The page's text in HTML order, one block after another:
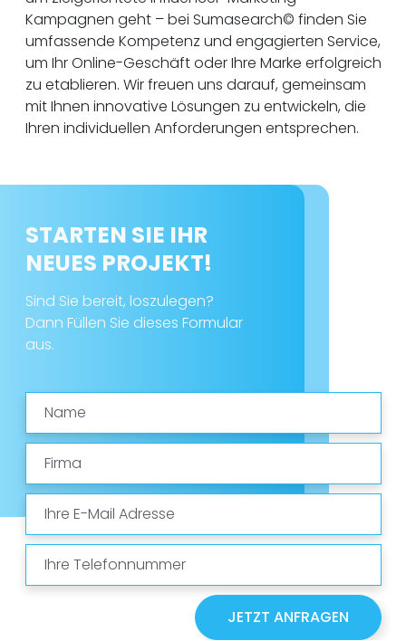
Kampagnen geht – bei Sumasearch© finden Sie
umfassende Kompetenz und engagierten Service,
um Ihr Online-Geschäft oder Ihre Marke erfolgreich
zu etablieren. Wir freuen uns darauf, gemeinsam
mit Ihnen innovative Lösungen zu entwickeln, die
Ihren individuellen Anforderungen entsprechen.
STARTEN SIE IHR
NEUES PROJEKT!
Sind Sie bereit, loszulegen?
Dann Füllen Sie dieses Formular
aus.
N
e
F
m
E
a
T
e
f
n
JETZT ANFRAGEN